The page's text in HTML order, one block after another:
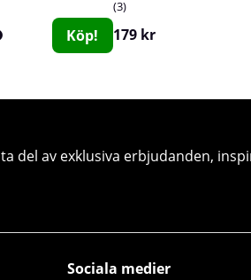
Köp!
3
179 kr
del av exklusiva erbjudanden,
Sociala medier